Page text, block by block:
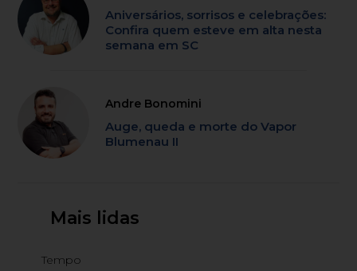
Aniversários, sorrisos e celebrações:
Confira quem esteve em alta nesta
semana em SC
Andre Bonomini
Auge, queda e morte do Vapor
Blumenau II
Mais lidas
Tempo